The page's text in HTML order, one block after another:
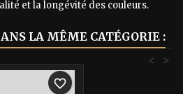
et la longévité des couleurs.
LA MÊME CATÉGORIE :
>
<
favorite_border